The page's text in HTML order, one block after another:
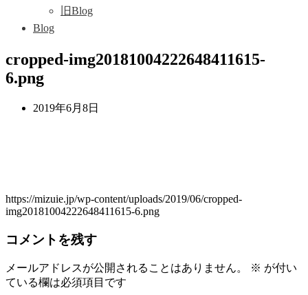
旧Blog
Blog
cropped-img20181004222648411615-
6.png
2019年6月8日
https://mizuie.jp/wp-content/uploads/2019/06/cropped-
img20181004222648411615-6.png
コメントを残す
メールアドレスが公開されることはありません。 ※ が付い
ている欄は必須項目です